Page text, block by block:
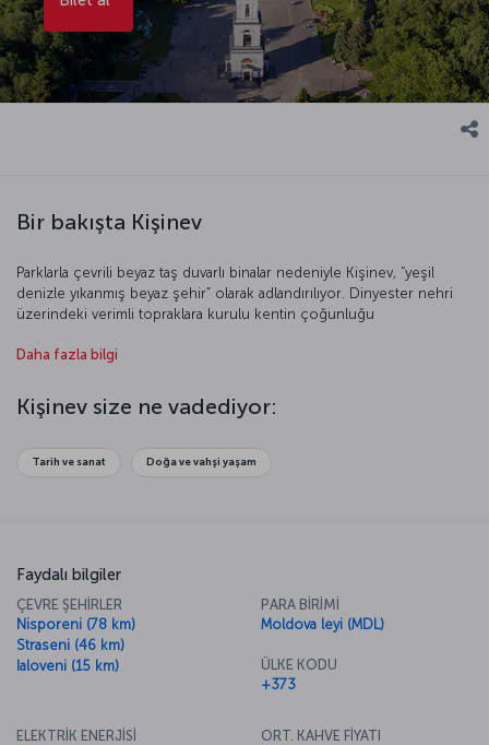
Bir bakışta Kişinev
Parklarla çevrili beyaz taş duvarlı binalar nedeniyle Kişinev, “yeşil
denizle yıkanmış beyaz şehir” olarak adlandırılıyor. Dinyester nehri
üzerindeki verimli topraklara kurulu kentin çoğunluğu
Alman ve Yunan gibi azınlıklar da yaşıyor. Geleneklerine ve kültürüne
andırıyordu. Ortaçağ etkisindeki kültürüyle bugün Kişinev dünyanın
görülmesi gereken nadide şehirlerinden biri. Üzüm bağlarıyla ünlü
Daha fazla bilgi
Kişinev size ne vadediyor:
Tarih ve sanat Doğa ve vahşi yaşam
Faydalı bilgiler
ÇEVRE ŞEHİRLER
Nisporeni (78 km)
Straseni (46 km)
Ialoveni (15 km)
PARA BİRİMİ
Moldova leyi (MDL)
ÜLKE KODU
+373
ELEKTRİK ENERJİSİ
ORT. KAHVE FİYATI